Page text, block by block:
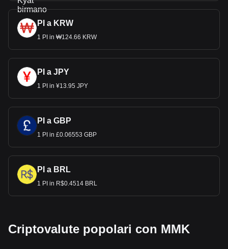
PI a KRW
1 PI in ₩124.66 KRW
PI a JPY
1 PI in ¥13.95 JPY
PI a GBP
1 PI in £0.06553 GBP
PI a BRL
1 PI in R$0.4514 BRL
Criptovalute popolari con MMK